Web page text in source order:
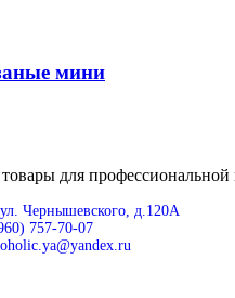
мини
для
ул. Чернышевского, д.120А
757-70-07